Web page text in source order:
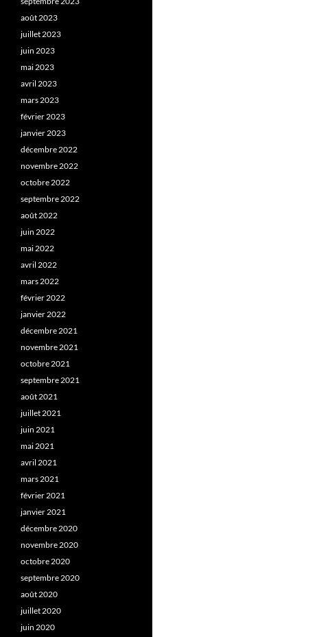
août 2023
juillet 2023
juin 2023
mai 2023
avril 2023
mars 2023
février 2023
janvier 2023
décembre 2022
novembre 2022
octobre 2022
septembre 2022
août 2022
juin 2022
mai 2022
avril 2022
mars 2022
février 2022
janvier 2022
décembre 2021
novembre 2021
octobre 2021
septembre 2021
août 2021
juillet 2021
juin 2021
mai 2021
avril 2021
mars 2021
février 2021
janvier 2021
décembre 2020
novembre 2020
octobre 2020
septembre 2020
août 2020
juillet 2020
juin 2020